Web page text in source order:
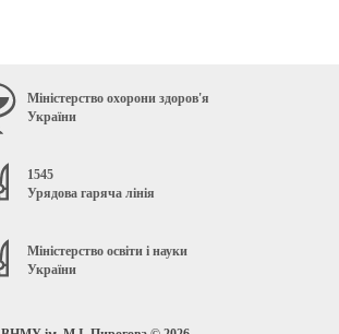
Міністерство охорони здоров'я
України
1545
Урядова гаряча лінія
Міністерство освіти і науки
України